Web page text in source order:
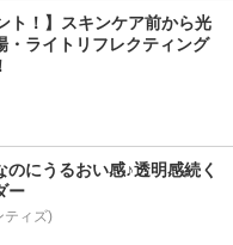
ト！】スキンケア前から光
・ライトリフレクティング
のにうるおい感♪透明感続く
ー
ティズ)